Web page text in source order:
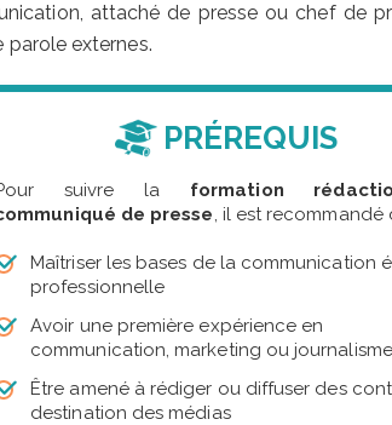
attaché de presse ou chef de
externes.
PRÉREQUIS
suivre la formation
de presse, il est recommandé
Maîtriser les bases de la communication
professionnelle
Avoir une première expérience en
communication, marketing ou journalisme
Être amené à rédiger ou diffuser des
destination des médias